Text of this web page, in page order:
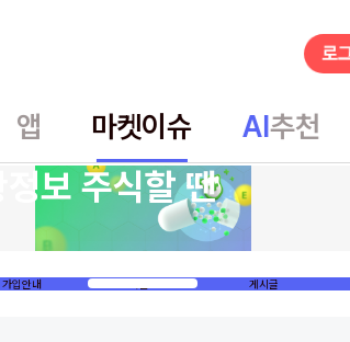
앱 마켓이슈 AI추천
정보 주식할 땐
가입안내 게시글